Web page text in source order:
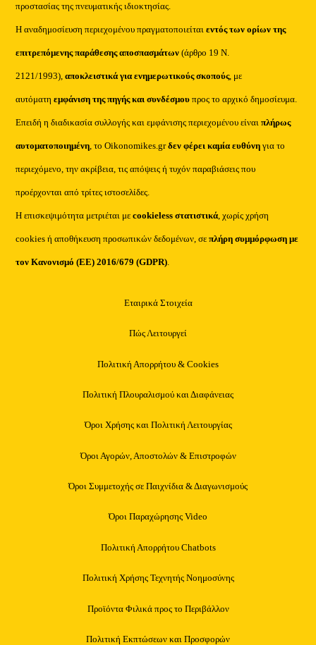
προστασίας της πνευματικής ιδιοκτησίας.
Η αναδημοσίευση περιεχομένου πραγματοποιείταιεντός των ορίων της
επιτρεπόμενης παράθεσης αποσπασμάτων (άρθρο 19 Ν.
2121/1993), αποκλειστικά για ενημερωτικούς σκοπούς, με
αυτόματηεμφάνιση της πηγής και συνδέσμου προς το αρχικό δημοσίευμα.
Επειδή η διαδικασία συλλογής και εμφάνισης περιεχομένου είναιπλήρως
αυτοματοποιημένη, το Oikonomikes.grδεν φέρει καμία ευθύνη για το
περιεχόμενο, την ακρίβεια, τις απόψεις ή τυχόν παραβιάσεις που
προέρχονται από τρίτες ιστοσελίδες.
Η επισκεψιμότητα μετριέται μεcookieless στατιστικά, χωρίς χρήση
cookies ή αποθήκευση προσωπικών δεδομένων, σεπλήρη συμμόρφωση με
τον Κανονισμό (ΕΕ) 2016/679 (GDPR).
Εταιρικά Στοιχεία
Πώς Λειτουργεί
Πολιτική Απορρήτου & Cookies
Πολιτική Πλουραλισμού και Διαφάνειας
Όροι Χρήσης και Πολιτική Λειτουργίας
Όροι Αγορών, Αποστολών & Επιστροφών
Όροι Συμμετοχής σε Παιχνίδια & Διαγωνισμούς
Όροι Παραχώρησης Video
Πολιτική Απορρήτου Chatbots
Πολιτική Χρήσης Τεχνητής Νοημοσύνης
Προϊόντα Φιλικά προς το Περιβάλλον
Πολιτική Εκπτώσεων και Προσφορών